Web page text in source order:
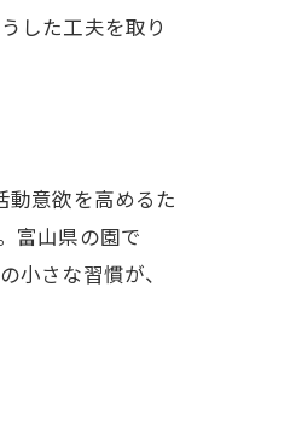
した工夫を取り
意欲を高めるた
富山県の園で
小さな習慣が、